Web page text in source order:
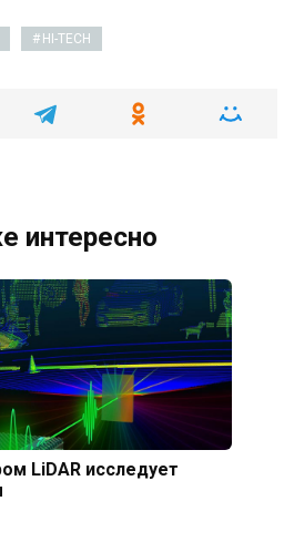
HI-TECH
интересно
LiDAR исследует